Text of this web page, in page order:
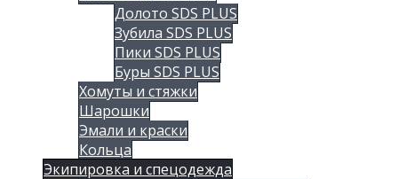
Долото SDS PLUS
Зубила SDS PLUS
Пики SDS PLUS
Буры SDS PLUS
Хомуты и стяжки
Шарошки
Эмали и краски
Кольца
Экипировка и спецодежда